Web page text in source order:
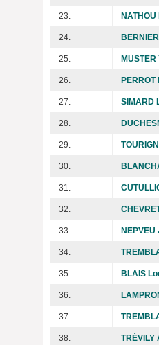
23.
24.
25. MUSTER
26. PERROT
27. SIMARD
28.
29.
30.
31.
32.
33.
34.
35. BLAIS
36.
37.
38. TRÉVILY